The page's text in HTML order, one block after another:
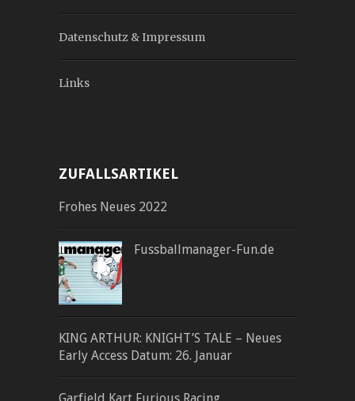
Datenschutz & Impressum
Links
ZUFALLSARTIKEL
Frohes Neues 2022
Fussballmanager-Fun.de
KING ARTHUR: KNIGHT’S TALE – Neues
Early Access Datum: 26. Januar